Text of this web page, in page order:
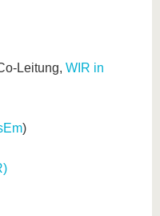
Leitung, WIR in
)